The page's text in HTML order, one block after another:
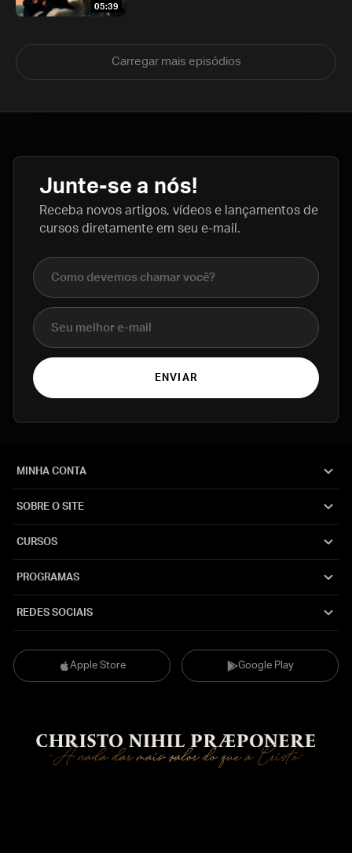
05:39
Carregar mais episódios
Junte-se a nós!
Receba novos artigos, vídeos e lançamentos de
cursos diretamente em seu e-mail.
Nome completo
E-mail
ENVIAR
Apple Store Google Play
MINHA CONTA
SOBRE O SITE
CURSOS
PROGRAMAS
REDES SOCIAIS